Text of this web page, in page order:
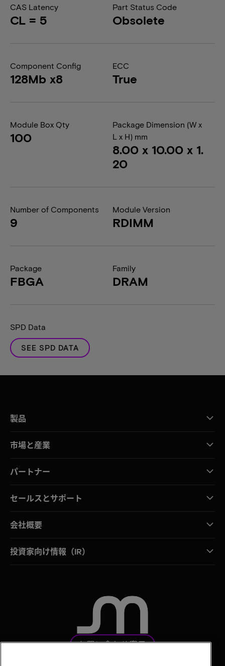
CAS Latency
CL = 5
Part Status Code
Obsolete
Component Config
128Mb x8
ECC
True
Module Box Qty
100
Package Dimension (W x
L x H) mm
8.00 x 10.00 x 1.
20
Number of Components
9
Module Version
RDIMM
Package
FBGA
Family
DRAM
SPD Data
SEE SPD DATA
製品
市場と産業
パートナー
セールスとサポート
会社概要
投資家向け情報（IR）
お問い合わせ窓口